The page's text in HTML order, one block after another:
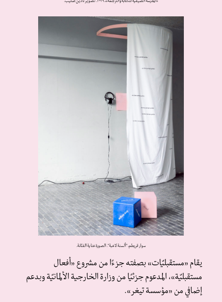
سوار قريطم، "ألسنة لاعبة". الصورة عناية الفنّانة.
يقام «مستقبليّات» بصفته جزءًا من مشروع «أفعال
مستقبليّة»، المدعوم جزئيًا من وزارة الخارجية الألمانيّة وبدعم
إضافي من «مؤسسة تيغر».